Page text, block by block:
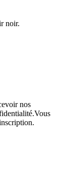
noir.
nos